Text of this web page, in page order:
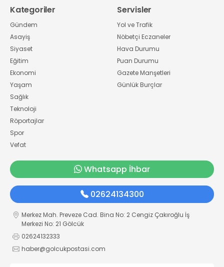
Kategoriler
Gündem
Asayiş
Siyaset
Eğitim
Ekonomi
Yaşam
Sağlık
Teknoloji
Röportajlar
Spor
Vefat
Servisler
Yol ve Trafik
Nöbetçi Eczaneler
Hava Durumu
Puan Durumu
Gazete Manşetleri
Günlük Burçlar
Whatsapp İhbar
02624134300
Merkez Mah. Preveze Cad. Bina No: 2 Cengiz Çakıroğlu İş
Merkezi No: 21 Gölcük
02624132333
haber@golcukpostasi.com